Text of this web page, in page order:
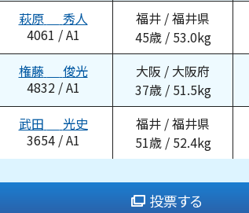
萩原
秀人
4061 /A1
福井 /福井県
45歳 / 53.0kg
権藤
俊光
4832 /A1
大阪 / 大阪府
37歳 / 51.5kg
武田
光史
3654 /A1
福井 /福井県
51歳 / 52.4kg
投票する